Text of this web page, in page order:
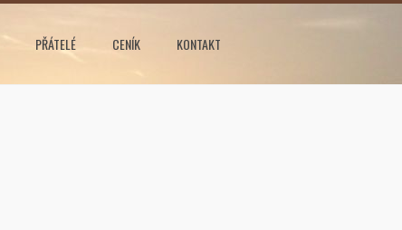
PŘÁTELÉ CENÍK
KONTAKT